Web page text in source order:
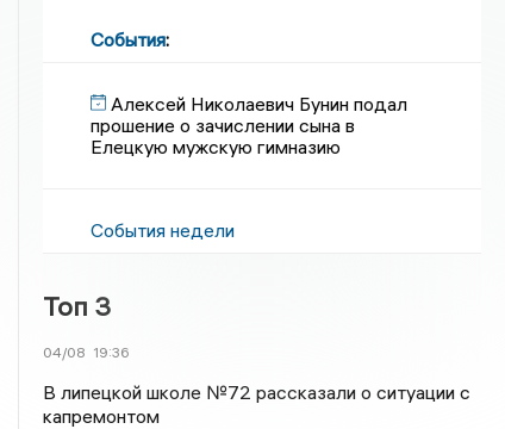
События:
Алексей Николаевич Бунин подал
прошение о зачислении сына в
Елецкую мужскую гимназию
События недели
Топ 3
04/08 19:36
В липецкой школе №72 рассказали о ситуации с
капремонтом